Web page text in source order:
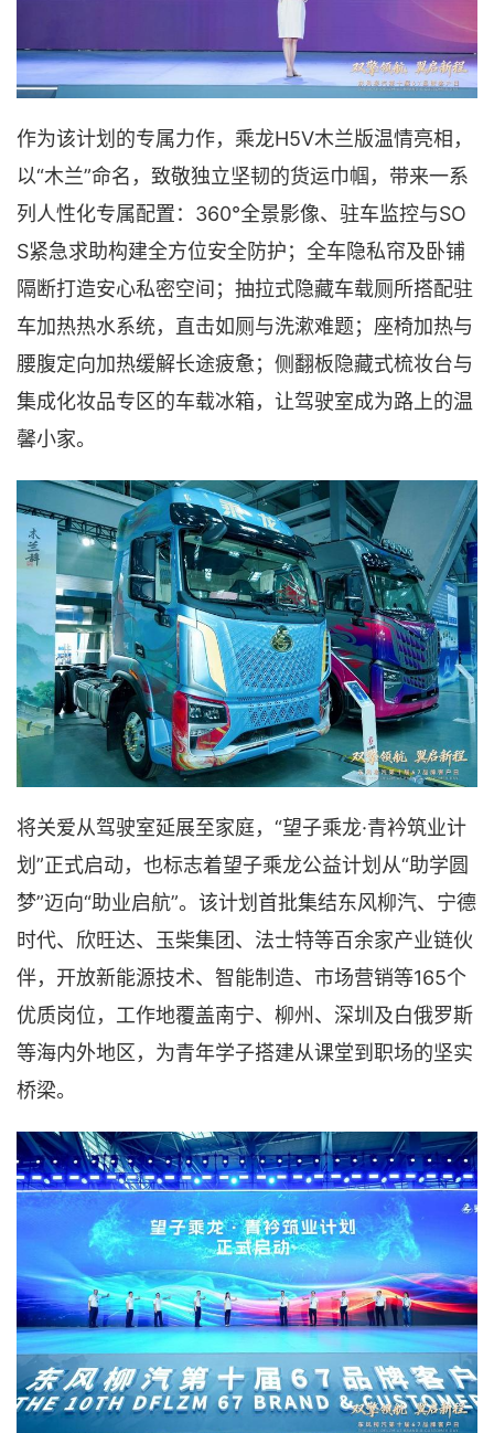
作为该计划的专属力作，乘龙H5V木兰版温情亮相，
以“木兰”命名，致敬独立坚韧的货运巾帼，带来一系
列人性化专属配置：360°全景影像、驻车监控与SO
S紧急求助构建全方位安全防护；全车隐私帘及卧铺
隔断打造安心私密空间；抽拉式隐藏车载厕所搭配驻
车加热热水系统，直击如厕与洗漱难题；座椅加热与
腰腹定向加热缓解长途疲惫；侧翻板隐藏式梳妆台与
集成化妆品专区的车载冰箱，让驾驶室成为路上的温
馨小家。
将关爱从驾驶室延展至家庭，“望子乘龙·青衿筑业计
划”正式启动，也标志着望子乘龙公益计划从“助学圆
梦”迈向“助业启航”。该计划首批集结东风柳汽、宁德
时代、欣旺达、玉柴集团、法士特等百余家产业链伙
伴，开放新能源技术、智能制造、市场营销等165个
优质岗位，工作地覆盖南宁、柳州、深圳及白俄罗斯
等海内外地区，为青年学子搭建从课堂到职场的坚实
桥梁。